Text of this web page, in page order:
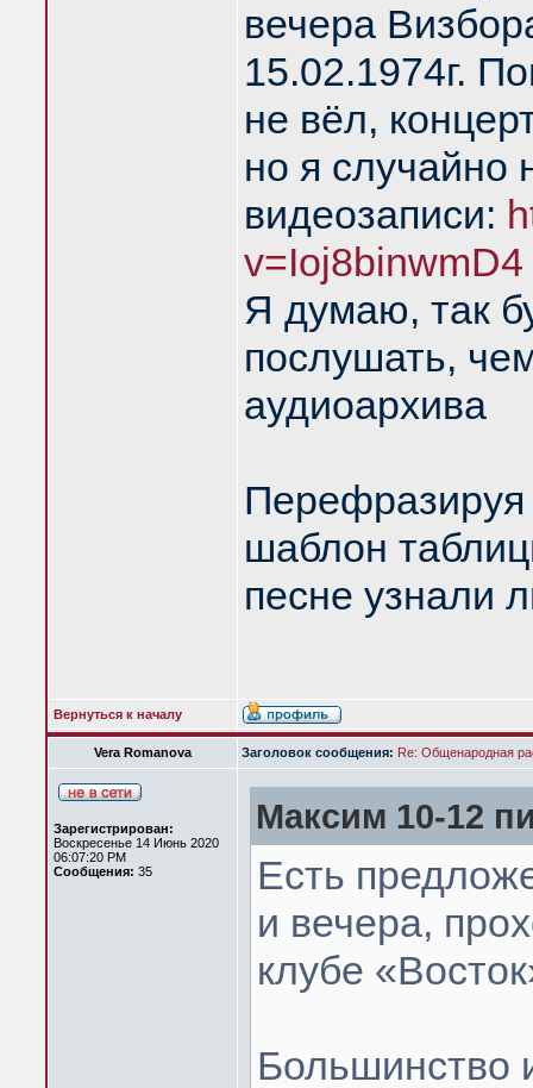
вечера
15.02.1974г.
не вёл,
но я случайно
видеозаписи:
v=Ioj8binwmD4
Я думаю, так
послушать,
аудиоархива
шаблон
песне узнали
Вернуться к началу
Vera Romanova Заголовок сообщения: Re: Общенародная
Зарегистрирован:
Воскресенье 14 Июнь 2020
06:07:20 PM
Сообщения: 35
Максим 10-12
Есть
и вечера,
клубе
Большинство